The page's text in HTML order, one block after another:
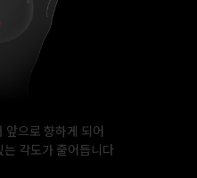
앞으로 향하게 되어
는 각도가 줄어듭니다